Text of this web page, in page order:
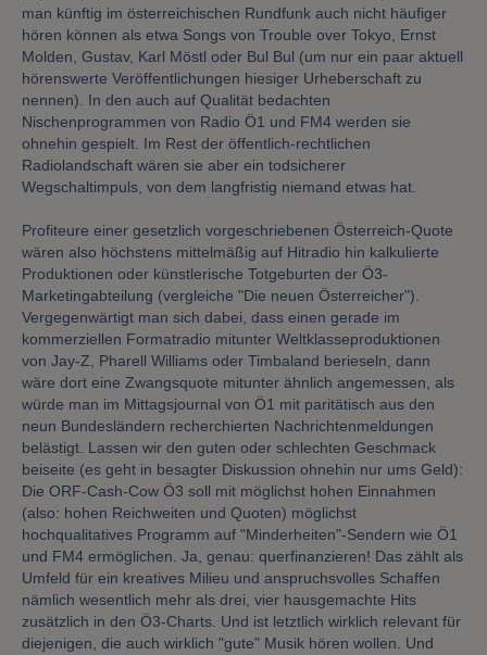
man künftig im österreichischen Rundfunk auch nicht häufiger
hören können als etwa Songs von Trouble over Tokyo, Ernst
Molden, Gustav, Karl Möstl oder Bul Bul (um nur ein paar aktuell
hörenswerte Veröffentlichungen hiesiger Urheberschaft zu
nennen). In den auch auf Qualität bedachten
Nischenprogrammen von Radio Ö1 und FM4 werden sie
ohnehin gespielt. Im Rest der öffentlich-rechtlichen
Radiolandschaft wären sie aber ein todsicherer
Wegschaltimpuls, von dem langfristig niemand etwas hat.
Profiteure einer gesetzlich vorgeschriebenen Österreich-Quote
wären also höchstens mittelmäßig auf Hitradio hin kalkulierte
Produktionen oder künstlerische Totgeburten der Ö3-
Marketingabteilung (vergleiche "Die neuen Österreicher").
Vergegenwärtigt man sich dabei, dass einen gerade im
kommerziellen Formatradio mitunter Weltklasseproduktionen
von Jay-Z, Pharell Williams oder Timbaland berieseln, dann
wäre dort eine Zwangsquote mitunter ähnlich angemessen, als
würde man im Mittagsjournal von Ö1 mit paritätisch aus den
neun Bundesländern recherchierten Nachrichtenmeldungen
belästigt. Lassen wir den guten oder schlechten Geschmack
beiseite (es geht in besagter Diskussion ohnehin nur ums Geld):
Die ORF-Cash-Cow Ö3 soll mit möglichst hohen Einnahmen
(also: hohen Reichweiten und Quoten) möglichst
hochqualitatives Programm auf "Minderheiten"-Sendern wie Ö1
und FM4 ermöglichen. Ja, genau: querfinanzieren! Das zählt als
Umfeld für ein kreatives Milieu und anspruchsvolles Schaffen
nämlich wesentlich mehr als drei, vier hausgemachte Hits
zusätzlich in den Ö3-Charts. Und ist letztlich wirklich relevant für
diejenigen, die auch wirklich "gute" Musik hören wollen. Und